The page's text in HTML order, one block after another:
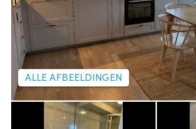
ALLE AFBEELDINGEN